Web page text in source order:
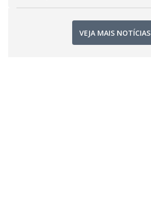
VEJA MAIS NOTÍCIAS